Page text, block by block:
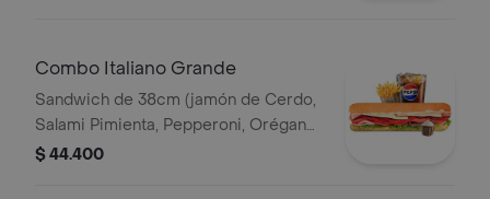
Combo Italiano Grande
Sandwich de 38cm (jamón de Cerdo,
Salami Pimienta, Pepperoni, Orégano,
Queso Parmesano, Queso Mozzarella,
$ 44.400